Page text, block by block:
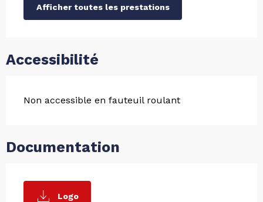
Afficher toutes les prestations
Accessibilité
Non accessible en fauteuil roulant
Documentation
Logo